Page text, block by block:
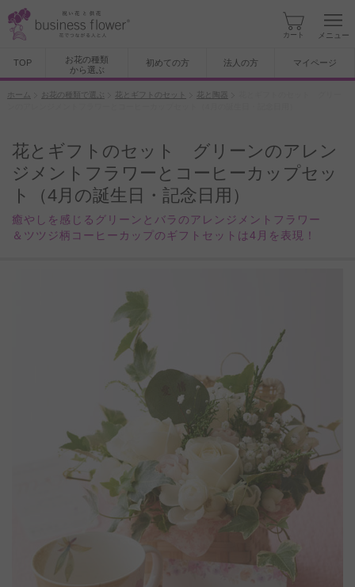
カート メニュー
TOP
お花の種類
から選ぶ
初めての方 法人の方 マイページ
ホーム お花の種類で選ぶ 花とギフトのセット 花と陶器
花とギフトのセット グリーンのアレン
ジメントフラワーとコーヒーカップセッ
ト（4月の誕生日・記念日用）
癒やしを感じるグリーンとバラのアレンジメントフラワー
＆ツツジ柄コーヒーカップのギフトセットは4月を表現！